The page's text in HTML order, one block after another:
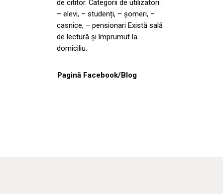
de cititor. Categorii de utilizatori :
– elevi, – studenți, – șomeri, –
casnice, – pensionari Există sală
de lectură și împrumut la
domiciliu.
Pagină Facebook/Blog